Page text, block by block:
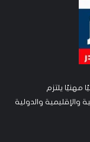
مهنيًا يلتزم
والإقليمية والدولية